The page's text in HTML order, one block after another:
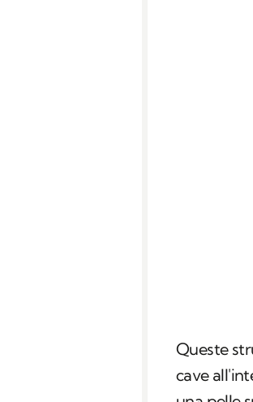
Queste
cave